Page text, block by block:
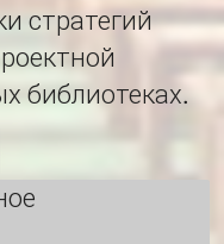
стратегий
библиотеках.